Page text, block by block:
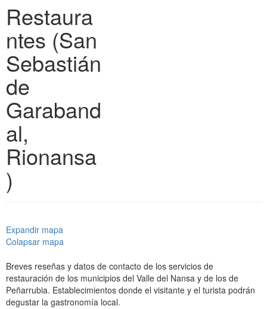
Restaura
ntes (San
Sebastián
de
Garaband
al,
Rionansa
)
Expandir mapa
Colapsar mapa
Breves reseñas y datos de contacto de los servicios de
restauración de los municipios del Valle del Nansa y de los de
Peñarrubia. Establecimientos donde el visitante y el turista podrán
degustar la gastronomía local.